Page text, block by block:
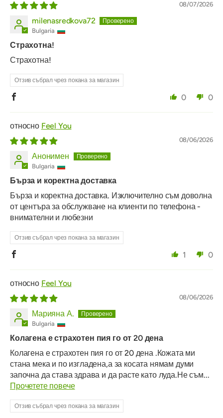
08/07/2026
milenasredkova72
Bulgaria
Страхотна!
Страхотна!
Отзив събрал чрез покана за магазин
0 0
Feel You
08/06/2026
Анонимен
Bulgaria
Бърза и коректна доставка
Бърза и коректна доставка. Изключително съм доволна
от центъра за обслужване на клиенти по телефона -
внимателни и любезни
Отзив събрал чрез покана за магазин
1 0
Feel You
08/06/2026
Марияна А.
Bulgaria
Колагена е страхотен пия го от 20 дена
Колагена е страхотен пия го от 20 дена .Кожата ми
стана мека и по изгладена,а за косата нямам думи
започна да става здрава и да расте като луда.Не съм...
Прочетете повече
Отзив събрал чрез покана за магазин